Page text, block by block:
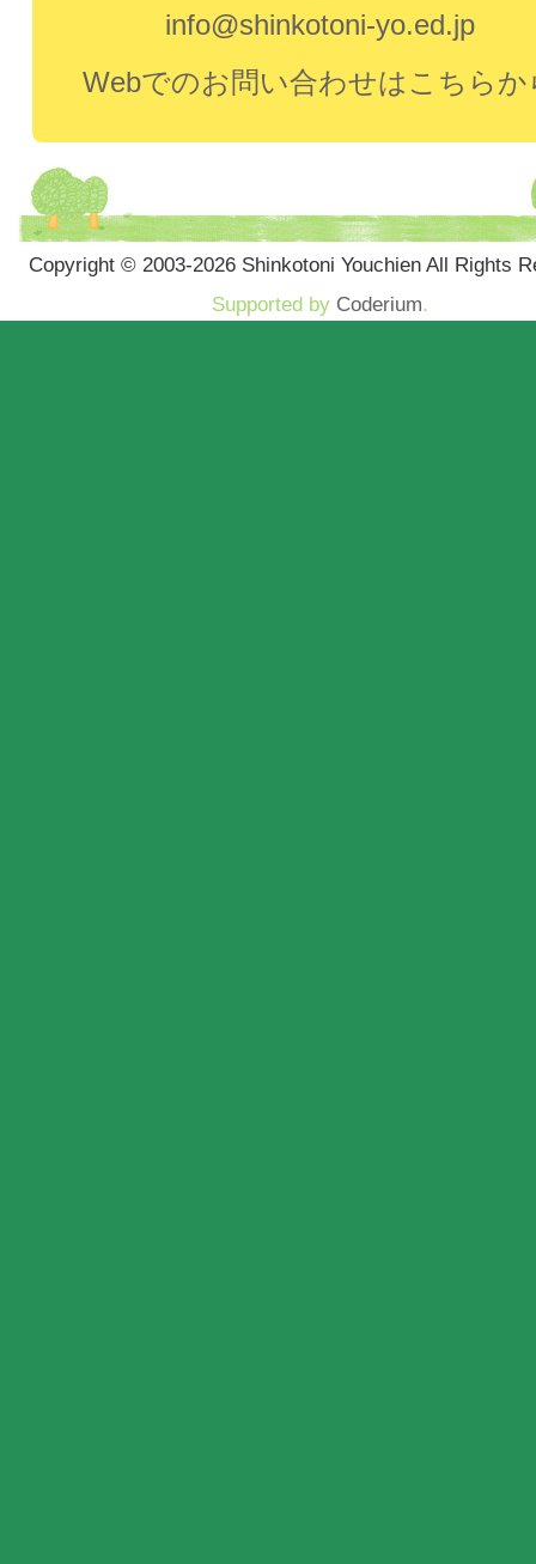
info@shinkotoni-yo.ed.jp
Webでのお問い合わせはこちらか
Copyright © 2003-2026 Shinkotoni Youchien All Rights
Supported by Coderium.